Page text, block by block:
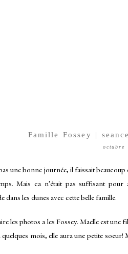
Famille Fossey |
octubre
une bonne journée, il faissait
Mais ca n’était pas suffisant pour
dans les dunes avec cette belle famille.
les photos a les Fossey. Maelle est
quelques mois, elle aura une petite